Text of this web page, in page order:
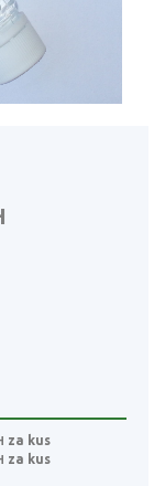
za kus
za kus